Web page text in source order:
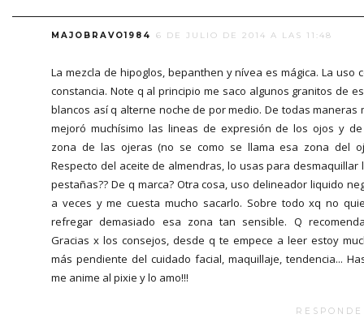
MAJOBRAVO1984 6 DE JULIO DE 2014 A LAS 11:48
La mezcla de hipoglos, bepanthen y nívea es mágica. La uso
constancia. Note q al principio me saco algunos granitos de
blancos así q alterne noche de por medio. De todas maneras
mejoró muchísimo las lineas de expresión de los ojos y
zona de las ojeras (no se como se llama esa zona del
Respecto del aceite de almendras, lo usas para desmaquillar
pestañas?? De q marca? Otra cosa, uso delineador liquido
a veces y me cuesta mucho sacarlo. Sobre todo xq no
refregar demasiado esa zona tan sensible. Q
Gracias x los consejos, desde q te empece a leer estoy
más pendiente del cuidado facial, maquillaje, tendencia...
me anime al pixie y lo amo!!!